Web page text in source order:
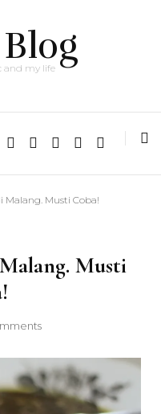
and my life
Malang. Musti Coba!
Musti
on
Enak
di
Malang.
Musti